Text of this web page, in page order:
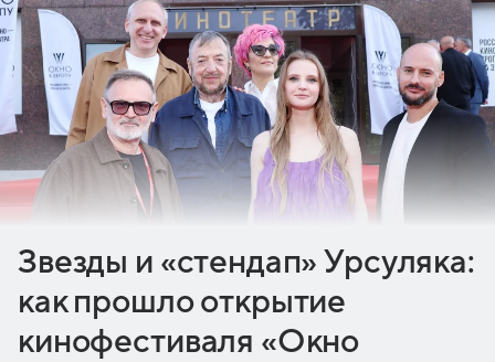
Звезды и «стендап» Урсуляка:
как прошло открытие
кинофестиваля «Окно